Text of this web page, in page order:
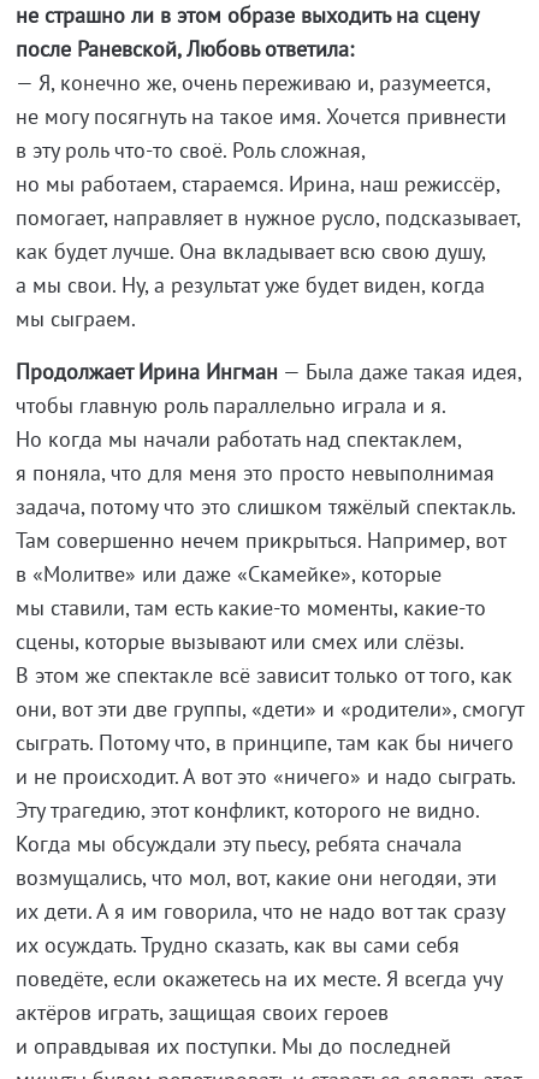
не страшно ли в этом образе выходить на сцену
после Раневской, Любовь ответила:
— Я, конечно же, очень переживаю и, разумеется,
не могу посягнуть на такое имя. Хочется привнести
в эту роль что-то своё. Роль сложная,
но мы работаем, стараемся. Ирина, наш режиссёр,
помогает, направляет в нужное русло, подсказывает,
как будет лучше. Она вкладывает всю свою душу,
а мы свои. Ну, а результат уже будет виден, когда
мы сыграем.
Продолжает Ирина Ингман — Была даже такая идея,
чтобы главную роль параллельно играла и я.
Но когда мы начали работать над спектаклем,
я поняла, что для меня это просто невыполнимая
задача, потому что это слишком тяжёлый спектакль.
Там совершенно нечем прикрыться. Например, вот
в «Молитве» или даже «Скамейке», которые
мы ставили, там есть какие-то моменты, какие-то
сцены, которые вызывают или смех или слёзы.
В этом же спектакле всё зависит только от того, как
они, вот эти две группы, «дети» и «родители», смогут
сыграть. Потому что, в принципе, там как бы ничего
и не происходит. А вот это «ничего» и надо сыграть.
Эту трагедию, этот конфликт, которого не видно.
Когда мы обсуждали эту пьесу, ребята сначала
возмущались, что мол, вот, какие они негодяи, эти
их дети. А я им говорила, что не надо вот так сразу
их осуждать. Трудно сказать, как вы сами себя
поведёте, если окажетесь на их месте. Я всегда учу
актёров играть, защищая своих героев
и оправдывая их поступки. Мы до последней